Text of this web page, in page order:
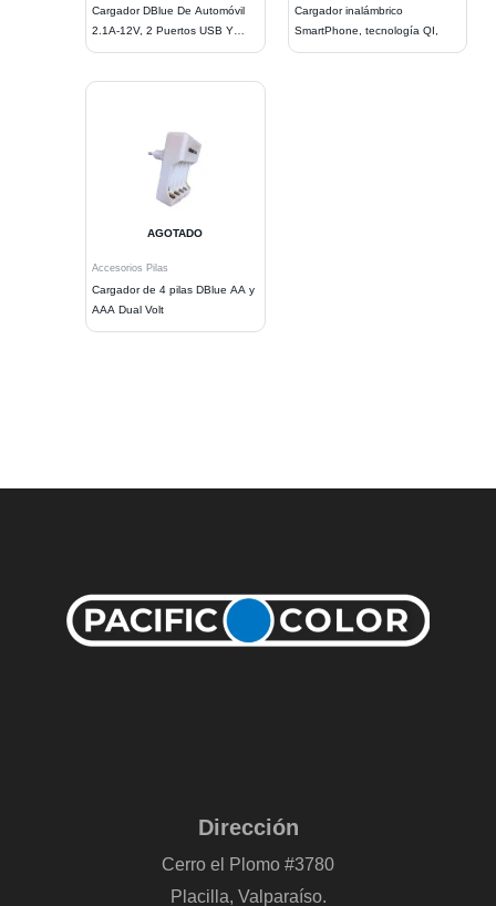
Cargador DBlue De Automóvil
2.1A-12V, 2 Puertos USB Y
Cable
Cargador inalámbrico
SmartPhone, tecnología QI,
AGOTADO
Accesorios Pilas
Cargador de 4 pilas DBlue AA y
AAA Dual Volt
Dirección
Cerro el Plomo #3780
Placilla, Valparaíso.